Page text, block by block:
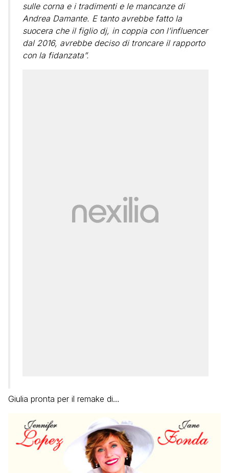
sulle corna e i tradimenti e le mancanze di
Andrea Damante. E tanto avrebbe fatto la
suocera che il figlio dj, in coppia con l’influencer
dal 2016, avrebbe deciso di troncare il rapporto
con la fidanzata”.
Giulia pronta per il remake di…